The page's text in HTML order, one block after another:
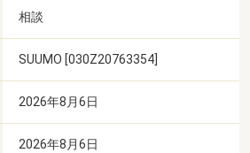
相談
SUUMO [030Z20763354]
2026年8月6日
2026年8月6日